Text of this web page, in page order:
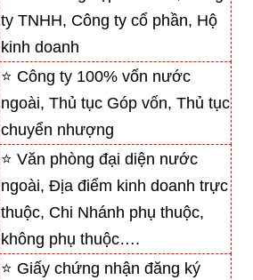
ty TNHH, Công ty cổ phần, Hộ
kinh doanh
⭐ Công ty 100% vốn nước
ngoài, Thủ tục Góp vốn, Thủ tục
chuyển nhượng
⭐ Văn phòng đại diện nước
ngoài, Địa điểm kinh doanh trực
thuộc, Chi Nhánh phụ thuộc,
không phụ thuộc….
⭐ Giấy chứng nhận đăng ký